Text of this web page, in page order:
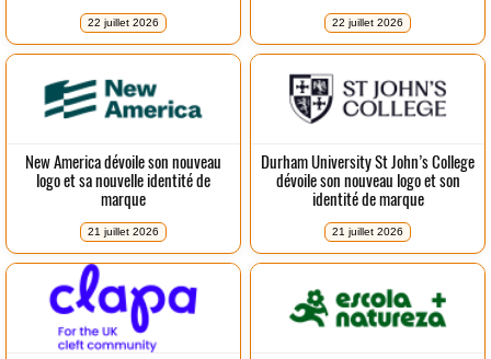
22 juillet 2026 22 juillet 2026
New America dévoile son nouveau
logo et sa nouvelle identité de
marque
21 juillet 2026
Durham University St John’s College
dévoile son nouveau logo et son
identité de marque
21 juillet 2026